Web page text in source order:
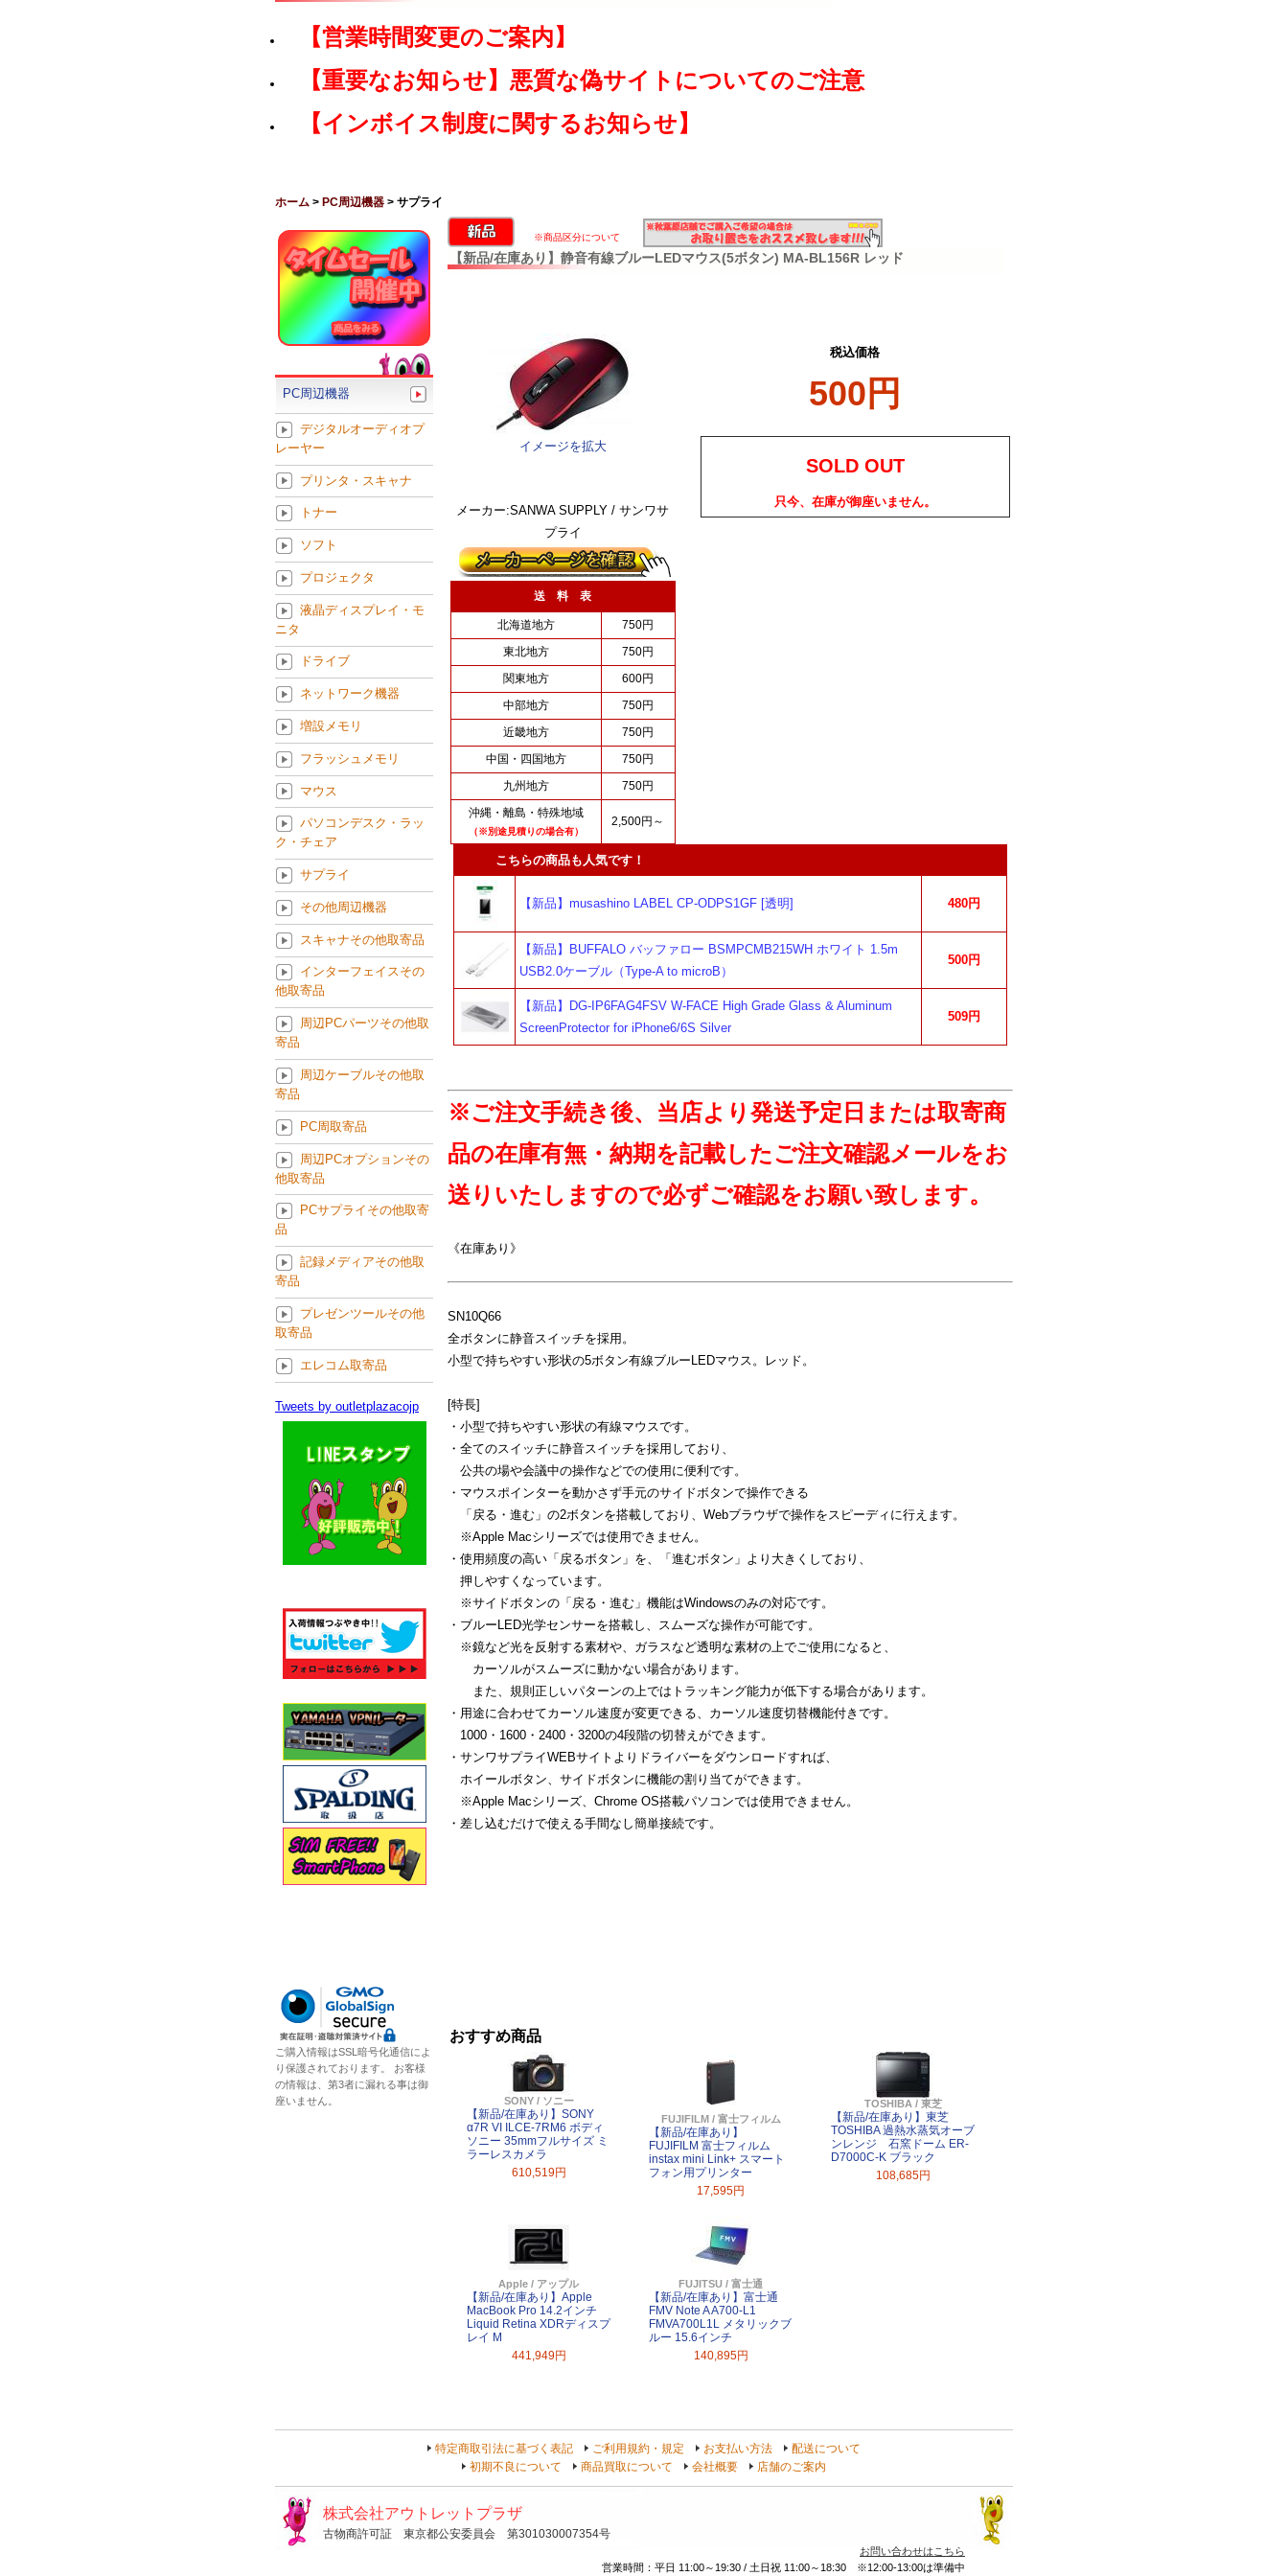
【営業時間変更のご案内】
【重要なお知らせ】悪質な偽サイトについてのご注意
【インボイス制度に関するお知らせ】
ホーム > PC周辺機器 > サプライ
※商品区分について
【新品/在庫あり】静音有線ブルーLEDマウス(5ボタン) MA-BL156R レッド
イメージを拡大
メーカー:SANWA SUPPLY / サンワサ
プライ
送 料 表
北海道地方
750円
東北地方
750円
関東地方
600円
中部地方
750円
近畿地方
750円
中国・四国地方
750円
九州地方
750円
沖縄・離島・特殊地域
（※別途見積りの場合有）
2,500円～
税込価格
500円
SOLD OUT
只今、在庫が御座いません。
こちらの商品も人気です！
【新品】musashino LABEL CP-ODPS1GF [透明] 480円
【新品】BUFFALO バッファロー BSMPCMB215WH ホワイト 1.5m
USB2.0ケーブル（Type-A to microB）
500円
【新品】DG-IP6FAG4FSV W-FACE High Grade Glass & Aluminum
ScreenProtector for iPhone6/6S Silver
509円
※ご注文手続き後、当店より発送予定日または取寄商
品の在庫有無・納期を記載したご注文確認メールをお
送りいたしますので必ずご確認をお願い致します。
《在庫あり》
SN10Q66
全ボタンに静音スイッチを採用。
小型で持ちやすい形状の5ボタン有線ブルーLEDマウス。レッド。
[特長]
・小型で持ちやすい形状の有線マウスです。
・全てのスイッチに静音スイッチを採用しており、
公共の場や会議中の操作などでの使用に便利です。
・マウスポインターを動かさず手元のサイドボタンで操作できる
「戻る・進む」の2ボタンを搭載しており、Webブラウザで操作をスピーディに行えます。
※Apple Macシリーズでは使用できません。
・使用頻度の高い「戻るボタン」を、「進むボタン」より大きくしており、
押しやすくなっています。
※サイドボタンの「戻る・進む」機能はWindowsのみの対応です。
・ブルーLED光学センサーを搭載し、スムーズな操作が可能です。
※鏡など光を反射する素材や、ガラスなど透明な素材の上でご使用になると、
カーソルがスムーズに動かない場合があります。
また、規則正しいパターンの上ではトラッキング能力が低下する場合があります。
・用途に合わせてカーソル速度が変更できる、カーソル速度切替機能付きです。
1000・1600・2400・3200の4段階の切替えができます。
・サンワサプライWEBサイトよりドライバーをダウンロードすれば、
ホイールボタン、サイドボタンに機能の割り当てができます。
※Apple Macシリーズ、Chrome OS搭載パソコンでは使用できません。
・差し込むだけで使える手間なし簡単接続です。
おすすめ商品
SONY / ソニー
【新品/在庫あり】SONY
α7R VI ILCE-7RM6 ボディ
ソニー 35mmフルサイズ ミ
ラーレスカメラ
610,519円
FUJIFILM / 富士フィルム
【新品/在庫あり】
FUJIFILM 富士フィルム
instax mini Link+ スマート
フォン用プリンター
17,595円
TOSHIBA / 東芝
【新品/在庫あり】東芝
TOSHIBA 過熱水蒸気オーブ
ンレンジ 石窯ドーム ER-
D7000C-K ブラック
108,685円
Apple / アップル
【新品/在庫あり】Apple
MacBook Pro 14.2インチ
Liquid Retina XDRディスプ
レイ M
441,949円
FUJITSU / 富士通
【新品/在庫あり】富士通
FMV Note A A700-L1
FMVA700L1L メタリックブ
ルー 15.6インチ
140,895円
PC周辺機器
デジタルオーディオプ
レーヤー
プリンタ・スキャナ
トナー
ソフト
プロジェクタ
液晶ディスプレイ・モ
ニタ
ドライブ
ネットワーク機器
増設メモリ
フラッシュメモリ
マウス
パソコンデスク・ラッ
ク・チェア
サプライ
その他周辺機器
スキャナその他取寄品
インターフェイスその
他取寄品
周辺PCパーツその他取
寄品
周辺ケーブルその他取
寄品
PC周取寄品
周辺PCオプションその
他取寄品
PCサプライその他取寄
品
記録メディアその他取
寄品
プレゼンツールその他
取寄品
エレコム取寄品
Tweets by outletplazacojp
ご購入情報はSSL暗号化通信によ
り保護されております。 お客様
の情報は、第3者に漏れる事は御
座いません。
特定商取引法に基づく表記 ご利用規約・規定 お支払い方法
配送について
初期不良について
商品買取について 会社概要 店舗のご案内
株式会社アウトレットプラザ
古物商許可証 東京都公安委員会 第301030007354号
お問い合わせはこちら
営業時間：平日 11:00～19:30 / 土日祝 11:00～18:30 ※12:00-13:00は準備中